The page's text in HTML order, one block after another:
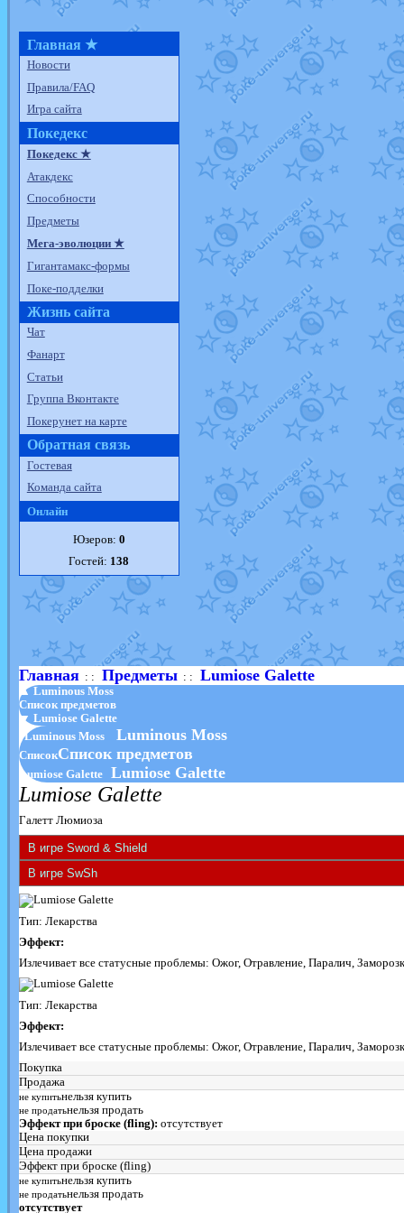
Главная ★
Новости
Правила/FAQ
Игра сайта
Покедекс
Покедекс ★
Атакдекс
Способности
Предметы
Мега-эволюции ★
Гигантамакс-формы
Поке-подделки
Жизнь сайта
Чат
Фанарт
Статьи
Группа Вконтакте
Покерунет на карте
Обратная связь
Гостевая
Команда сайта
Онлайн
Юзеров: 0
Гостей: 138
Главная: : Предметы: : Lumiose Galette
▲ Luminous Moss
Список предметов
▼ Lumiose Galette
Luminous Moss
Luminous Moss
СписокСписок предметов
Lumiose Galette Lumiose Galette
Lumiose Galette
Галетт Люмиоза
Тип: Лекарства
Эффект:
Излечивает все статусные проблемы: Ожог, Отравление, Паралич,
Тип: Лекарства
Эффект:
Излечивает все статусные проблемы: Ожог, Отравление, Паралич,
Покупка
Продажа
не купитьнельзя купить
не продатьнельзя продать
Эффект при броске (fling): отсутствует
Цена покупки
Цена продажи
Эффект при броске (fling)
не купитьнельзя купить
не продатьнельзя продать
отсутствует